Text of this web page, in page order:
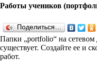
Работы учеников
Поделиться…
Папки „port­fo­lio“ на сетевом
существует. Создайте ее и
работ.